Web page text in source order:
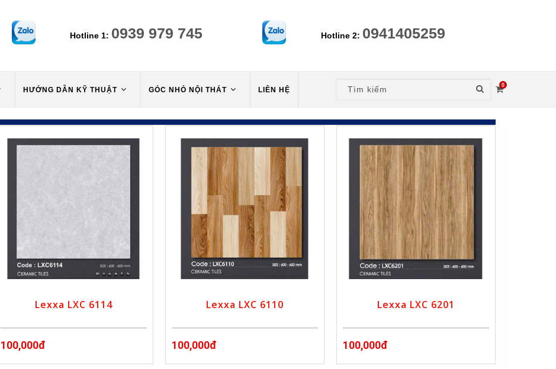
Hotline 1: 0939 979 745 Hotline 2: 0941405259
HƯỚNG DẪN KỸ THUẬT GÓC NHỎ NỘI THÁT LIÊN HỆ
0
Lexxa LXC 6114
100,000đ
Lexxa LXC 6110
100,000đ
Lexxa LXC 6201
100,000đ